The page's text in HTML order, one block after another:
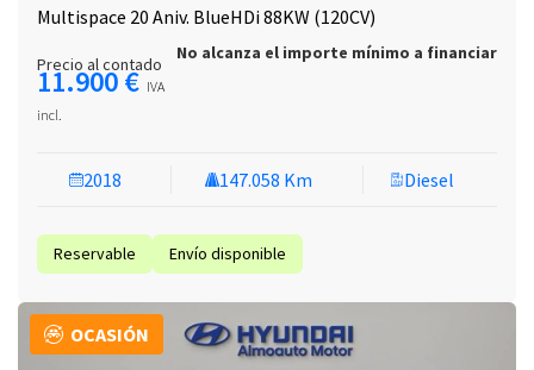
Multispace 20 Aniv. BlueHDi 88KW (120CV)
2018 147.058 Km Diesel
Reservable Envío disponible
Precio al contado
11.900 € IVA
incl.
No alcanza el importe mínimo a financiar
OCASIÓN